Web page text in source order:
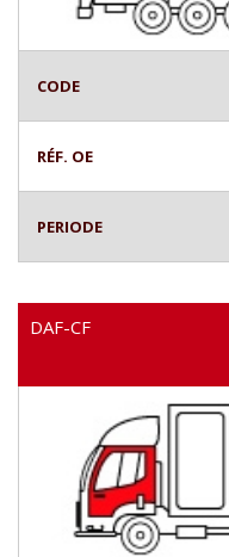
CODE
RÉF. OE
PERIODE
DAF-CF